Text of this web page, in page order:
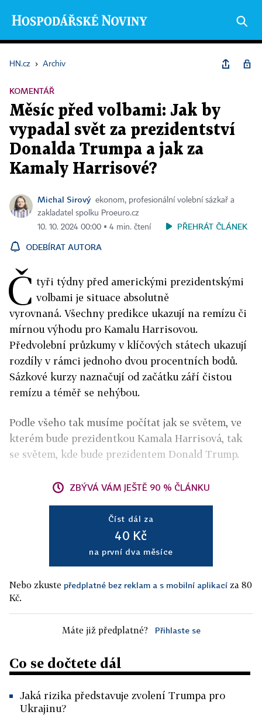
HN.cz › Archiv
KOMENTÁŘ
Měsíc před volbami: Jak by
vypadal svět za prezidentství
Donalda Trumpa a jak za
Kamaly Harrisové?
Michal Sirový ekonom, profesionální volební sázkař a
zakladatel spolku Proeuro.cz
10. 10. 2024 00:00 ▪ 4 min. čtení
PŘEHRÁT ČLÁNEK
ODEBÍRAT AUTORA
Č tyři týdny před americkými prezidentskými
volbami je situace absolutně
vyrovnaná. Všechny predikce ukazují na remízu či
mírnou výhodu pro Kamalu Harrisovou.
Předvolební průzkumy v klíčových státech ukazují
rozdíly v rámci jednoho dvou procentních bodů.
Sázkové kurzy naznačují od začátku září čistou
remízu a téměř se nehýbou.
Podle všeho tak musíme počítat jak se světem, ve
kterém bude prezidentkou Kamala Harrisová, tak
se světem, kde bude prezidentem Donald Trump.
ZBÝVÁ VÁM JEŠTĚ 90 % ČLÁNKU
Číst dál za
40 Kč
na první dva měsíce
Nebo zkuste předplatné bez reklam a s mobilní aplikací za 80
Kč.
Máte již předplatné? Přihlaste se
Co se dočtete dál
Jaká rizika představuje zvolení Trumpa pro
Ukrajinu?